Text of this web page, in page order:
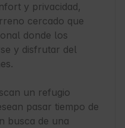
y privacidad,
cercado que
donde los
y disfrutar del
un refugio
pasar tiempo de
busca de una